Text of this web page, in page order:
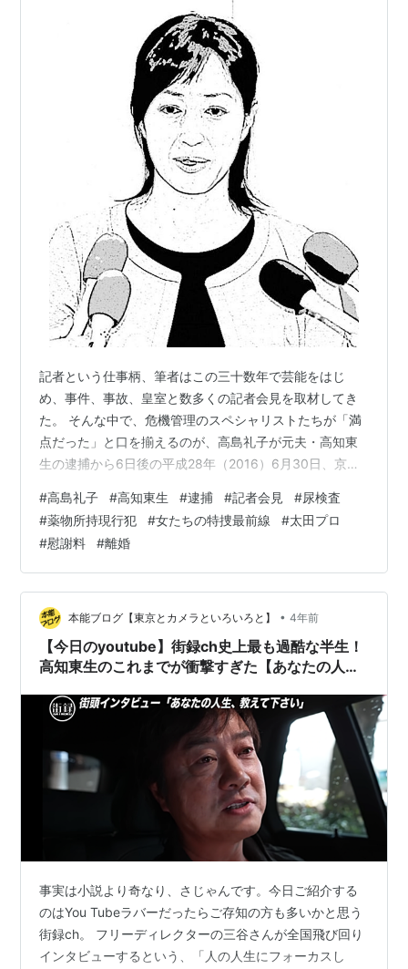
記者という仕事柄、筆者はこの三十数年で芸能をはじ
め、事件、事故、皇室と数多くの記者会見を取材してき
た。 そんな中で、危機管理のスペシャリストたちが「満
点だった」と口を揃えるのが、高島礼子が元夫・高知東
生の逮捕から6日後の平成28年（2016）6月30日、京都
知が交際相手の女とともに、横浜市内のホテルで薬物所
持の現行犯で逮捕されたのは、6月24日午前9時半。 その
日、高島は7月21日から始まる連続ドラマ「女たちの特捜
最前線」（テレビ朝日系）の収録で京都入りし、撮影に
臨んでいた。 関係者の証言によれば、彼女のもとに一報
が入ったのは、午後になってか…
#高島礼子 #高知東生 #逮捕 #記者会見 #尿検査
#薬物所持現行犯 #女たちの特捜最前線 #太田プロ
#慰謝料 #離婚
本能ブログ【東京とカメラといろいろと】 • 4年前
【今日のyoutube】街録ch史上最も過酷な半生！
高知東生のこれまでが衝撃すぎた【あなたの人生
事実は小説より奇なり、さじゃんです。今日ご紹介する
のはYou Tubeラバーだったらご存知の方も多いかと思う
街録ch。 フリーディレクターの三谷さんが全国飛び回り
インタビューするという、「人の人生にフォーカスし